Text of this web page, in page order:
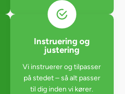
Instruering og
justering
Vi instruerer og tilpasser
på stedet – så alt passer
til dig inden vi kører.